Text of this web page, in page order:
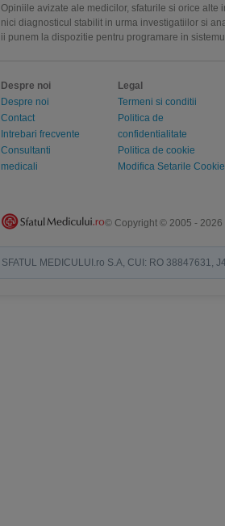
Opiniile avizate ale medicilor, sfaturile si orice
nici diagnosticul stabilit in urma investigatiilor si
ii punem la dispozitie pentru programare in
Despre noi
Despre noi
Contact
Intrebari frecvente
Consultanti
medicali
Legal
Termeni si conditii
Politica de
confidentialitate
Politica de cookie
Modifica Setarile Cookie
© Copyright © 2005 - 2026
SFATUL MEDICULUI.ro S.A, CUI: RO 38847631,